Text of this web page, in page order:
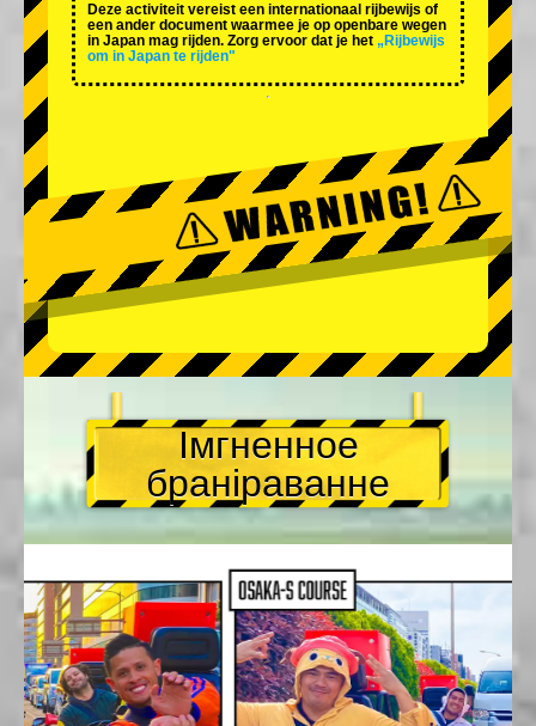
Deze activiteit vereist een internationaal rijbewijs of
een ander document waarmee je op openbare wegen
in Japan mag rijden. Zorg ervoor dat je het „Rijbewijs
om in Japan te rijden"
Імгненное
браніраванне